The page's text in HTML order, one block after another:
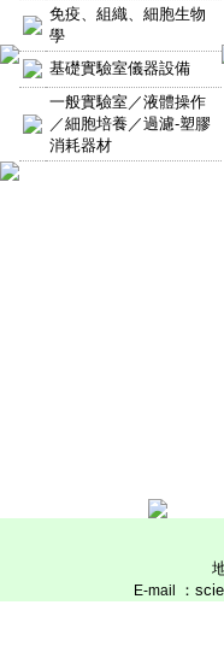
免疫、組織、細胞生物
學
基礎實驗室儀器設備
一般實驗室／液體操作
／細胞培養／過濾-塑膠
消耗器材
E-mail ：